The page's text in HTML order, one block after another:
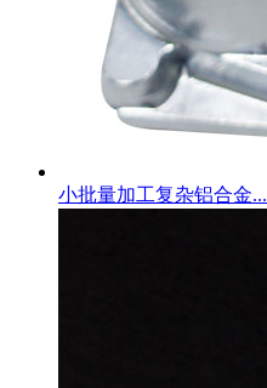
小批量加工复杂铝合金...